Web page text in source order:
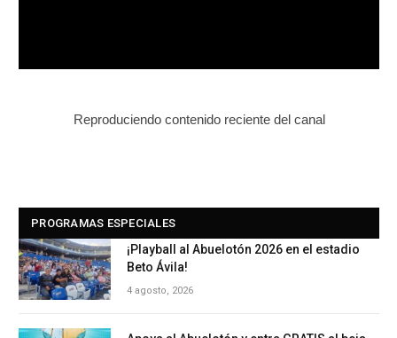
Reproduciendo contenido reciente del canal
PROGRAMAS ESPECIALES
¡Playball al Abuelotón 2026 en el estadio
Beto Ávila!
4 agosto, 2026